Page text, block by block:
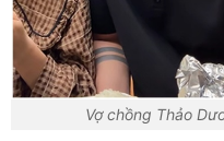
Vợ chồng Thảo